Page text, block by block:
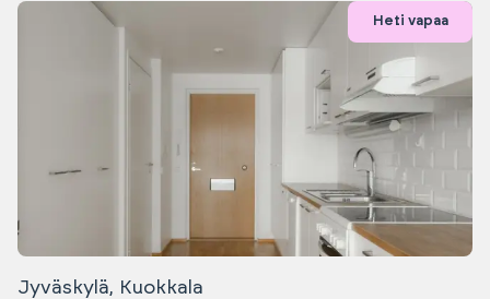
Heti vapaa
Jyväskylä, Kuokkala